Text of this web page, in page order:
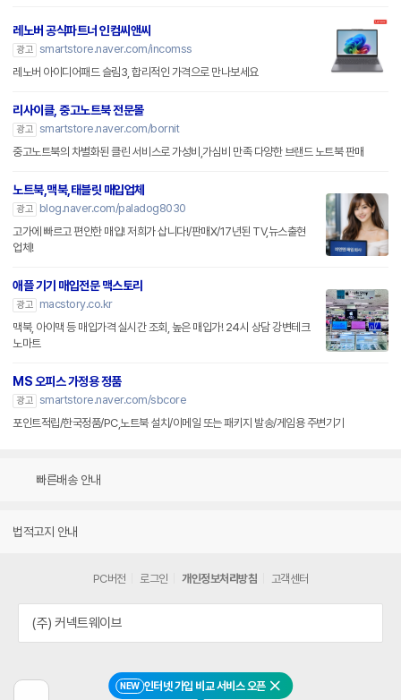
NEW 인터넷 가입 비교 서비스 오픈 닫기
레노버 공식파트너 인컴씨앤씨
광고 smartstore.naver.com/incomss
레노버 아이디어패드 슬림3, 합리적인 가격으로 만나보세요
리사이클, 중고노트북 전문몰
광고 smartstore.naver.com/bornit
중고노트북의 차별화된 클린 서비스로 가성비,가심비 만족 다양한 브랜드 노트북 판매
노트북,맥북,태블릿 매입업체
광고
blog.naver.com/paladog8030
고가에 빠르고 편안한 매입! 저희가 삽니다!/판매X/17년된 TV,뉴스출현
업체!
애플 기기 매입전문 맥스토리
광고
macstory.co.kr
맥북, 아이맥 등 매입가격 실시간 조회, 높은 매입가! 24시 상담 강변테크
노마트
MS 오피스 가정용 정품
광고 smartstore.naver.com/sbcore
포인트적립/한국정품/PC,노트북 설치/이메일 또는 패키지 발송/게임용 주변기기
빠른배송 안내
법적고지 안내
PC버전 로그인 개인정보처리방침 고객센터
(주) 커넥트웨이브